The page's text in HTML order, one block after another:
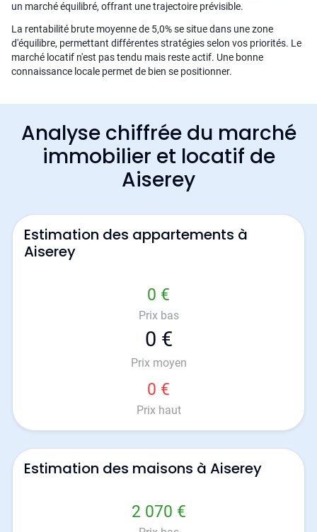
un marché équilibré, offrant une trajectoire prévisible.
La rentabilité brute moyenne de 5,0% se situe dans une zone
d'équilibre, permettant différentes stratégies selon vos priorités. Le
marché locatif n'est pas tendu mais reste actif. Une bonne
connaissance locale permet de bien se positionner.
Analyse chiffrée du marché
immobilier et locatif de
Aiserey
Estimation des appartements à
Aiserey
0 €
Prix bas
0 €
Prix moyen
0 €
Prix haut
Estimation des maisons à Aiserey
2 070 €